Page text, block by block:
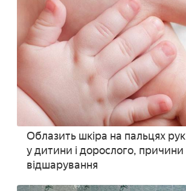
Облазить шкіра на пальцях рук
у дитини і дорослого, причини
відшарування